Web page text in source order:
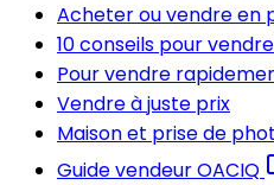
Acheter ou vendre en
10 conseils pour
Pour vendre
Vendre à juste prix
Maison et prise de
Guide vendeur OACIQ